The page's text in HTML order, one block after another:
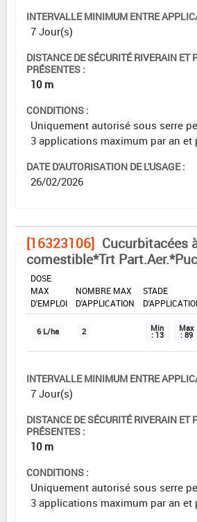
INTERVALLE MINIMUM ENTRE
7 Jour(s)
DISTANCE DE SÉCURITÉ RIVERAIN ET
PRÉSENTES :
10 m
CONDITIONS :
Uniquement autorisé sous serre
3 applications maximum par an et
DATE D'AUTORISATION DE L'USAGE :
26/02/2026
[16323106] Cucurbitacées
comestible*Trt
DOSE
MAX
D'EMPLOI
NOMBRE MAX
D'APPLICATION
STADE
6 L/ha 2 Min
: 13
Max
: 89
INTERVALLE MINIMUM ENTRE
7 Jour(s)
DISTANCE DE SÉCURITÉ RIVERAIN ET
PRÉSENTES :
10 m
CONDITIONS :
Uniquement autorisé sous serre
3 applications maximum par an et